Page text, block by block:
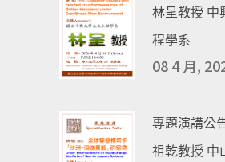
林呈教授 中
程學系
08 4 月,
專題演講公
祖乾教授 中